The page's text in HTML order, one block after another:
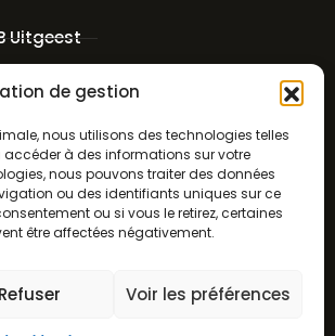
de gestion
nous utilisons des technologies telles
à des informations sur votre
nous pouvons traiter des données
ou des identifiants uniques sur ce
ou si vous le retirez, certaines
être affectées négativement.
Refuser Voir les préférences
Uitgeest
0